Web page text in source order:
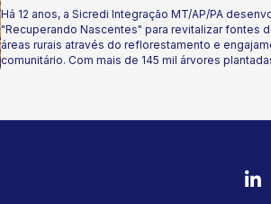
Há 12 anos, a Sicredi Integração MT/AP/PA
"Recuperando Nascentes" para revitalizar fontes
áreas rurais através do reflorestamento e
comunitário. Com mais de 145 mil árvores
protagonistas da conservação ambiental.